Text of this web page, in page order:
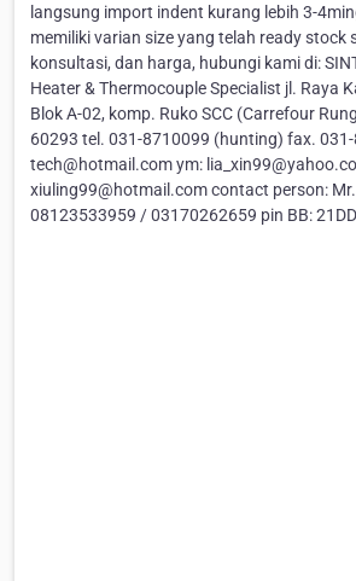
langsung import indent kurang lebih 3-
memiliki varian size yang telah ready stock
konsultasi, dan harga, hubungi kami di:
Heater & Thermocouple Specialist jl. Raya
Blok A-02, komp. Ruko SCC (Carrefour
60293 tel. 031-8710099 (hunting) fax.
tech@hotmail.com ym:
xiuling99@hotmail.com contact person:
08123533959 / 03170262659 pin BB: